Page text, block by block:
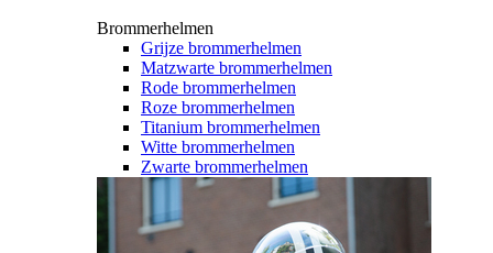
Brommerhelmen
Grijze brommerhelmen
Matzwarte brommerhelmen
Rode brommerhelmen
Roze brommerhelmen
Titanium brommerhelmen
Witte brommerhelmen
Zwarte brommerhelmen